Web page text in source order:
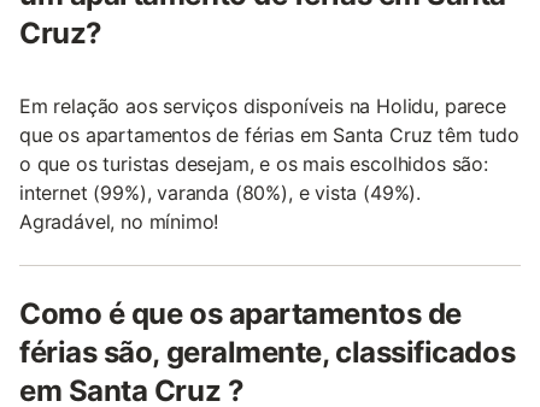
Cruz?
Em relação aos serviços disponíveis na Holidu, parece
que os apartamentos de férias em Santa Cruz têm tudo
o que os turistas desejam, e os mais escolhidos são:
internet (99%), varanda (80%), e vista (49%).
Agradável, no mínimo!
Como é que os apartamentos de
férias são, geralmente, classificados
em Santa Cruz ?